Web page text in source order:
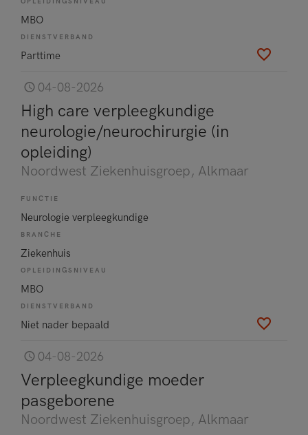
MBO
DIENSTVERBAND
Parttime
04-08-2026
High care verpleegkundige
neurologie/neurochirurgie (in
opleiding)
Noordwest Ziekenhuisgroep, Alkmaar
FUNCTIE
Neurologie verpleegkundige
BRANCHE
Ziekenhuis
OPLEIDINGSNIVEAU
MBO
DIENSTVERBAND
Niet nader bepaald
04-08-2026
Verpleegkundige moeder
pasgeborene
Noordwest Ziekenhuisgroep, Alkmaar